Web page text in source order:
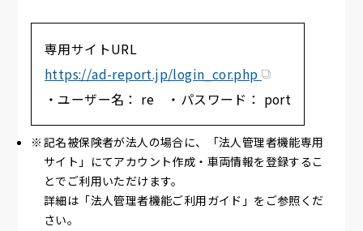
専用サイトURL
https://ad-report.jp/login_cor.php
・ユーザー名： re ・パスワード： port
記名被保険者が法人の場合に、「法人管理者機能専用
サイト」にてアカウント作成・車両情報を登録するこ
とでご利用いただけます。
詳細は「法人管理者機能ご利用ガイド」をご参照くだ
さい。